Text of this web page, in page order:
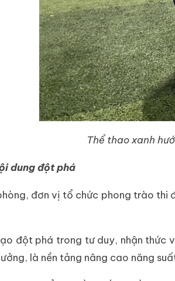
Thể thao xanh
dung đột phá
đơn vị tổ chức phong trào thi
đột phá trong tư duy, nhận thức
là nền tảng nâng cao năng